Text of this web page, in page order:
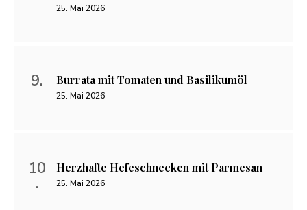
25. Mai 2026
Burrata mit Tomaten und Basilikumöl
25. Mai 2026
Herzhafte Hefeschnecken mit Parmesan
25. Mai 2026